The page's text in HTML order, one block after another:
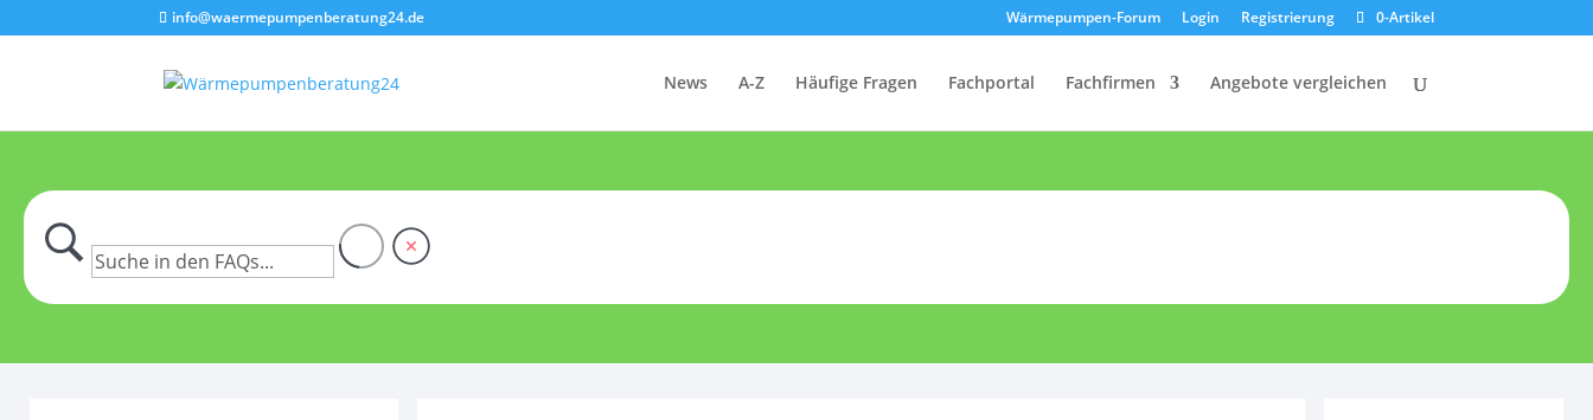
info@waermepumpenberatung24.de Wärmepumpen-Forum Login Registrierung 0-Artikel
News A-Z Häufige Fragen Fachportal Fachfirmen Angebote vergleichen